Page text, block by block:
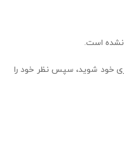
است.
خود شوید، سپس نظر خود را